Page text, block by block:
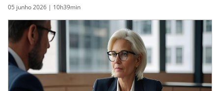
05 junho 2026 | 10h39min